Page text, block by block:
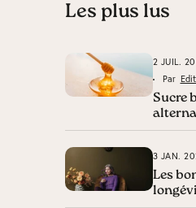
Les plus lus
2 JUIL.
Par
Sucre
3 JAN.
Les